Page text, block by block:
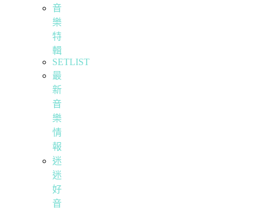
音
樂
特
輯
SETLIST
最
新
音
樂
情
報
迷
迷
好
音